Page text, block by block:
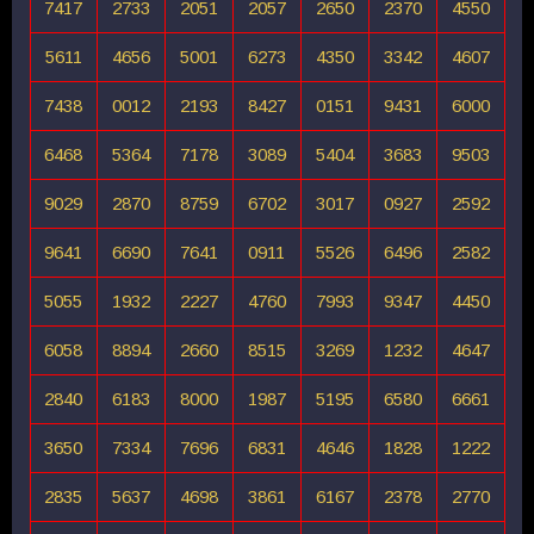
7417 2733 2051 2057 2650 2370 4550
5611 4656 5001 6273 4350 3342 4607
7438 0012 2193 8427 0151 9431 6000
6468 5364 7178 3089 5404 3683 9503
9029 2870 8759 6702 3017 0927 2592
9641 6690 7641 0911 5526 6496 2582
5055 1932 2227 4760 7993 9347 4450
6058 8894 2660 8515 3269 1232 4647
2840 6183 8000 1987 5195 6580 6661
3650 7334 7696 6831 4646 1828 1222
2835 5637 4698 3861 6167 2378 2770